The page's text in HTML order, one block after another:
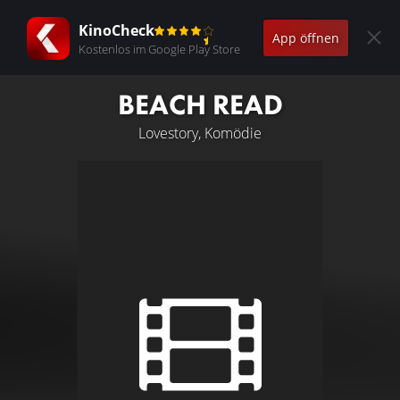
KinoCheck
Kostenlos im Google Play Store
App öffnen
BEACH READ
Lovestory, Komödie